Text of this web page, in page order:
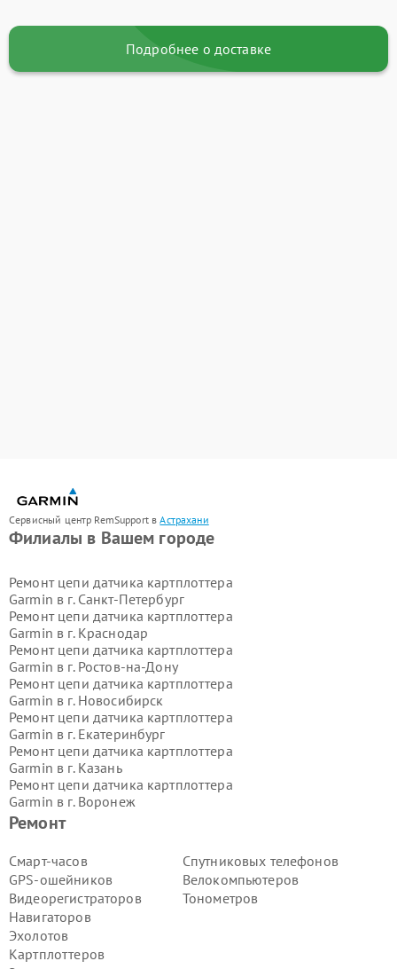
Подробнее о доставке
Сервисный центр RemSupport вАстрахани
Ремонт
Смарт-часов
GPS-ошейников
Видеорегистраторов
Навигаторов
Эхолотов
Картплоттеров
Спутниковых телефонов
Велокомпьютеров
Тонометров
Филиалы в Вашем городе
Ремонт цепи датчика картплоттера
Garmin в г. Санкт-Петербург
Ремонт цепи датчика картплоттера
Garmin в г. Краснодар
Ремонт цепи датчика картплоттера
Garmin в г. Ростов-на-Дону
Ремонт цепи датчика картплоттера
Garmin в г. Новосибирск
Ремонт цепи датчика картплоттера
Garmin в г. Екатеринбург
Ремонт цепи датчика картплоттера
Garmin в г. Казань
Ремонт цепи датчика картплоттера
Garmin в г. Воронеж
Ремонт цепи датчика картплоттера
Garmin в г.
Garmin в г.Самара
Ремонт цепи датчика картплоттера
Garmin в г.Пермь
Ремонт цепи датчика картплоттера
Garmin в г.
Ремонт цепи датчика картплоттера